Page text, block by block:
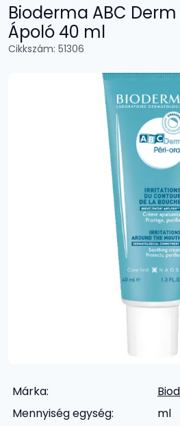
Bioderma ABC
Ápoló 40 ml
Cikkszám: 51306
Márka:
Mennyiség egység:
ml